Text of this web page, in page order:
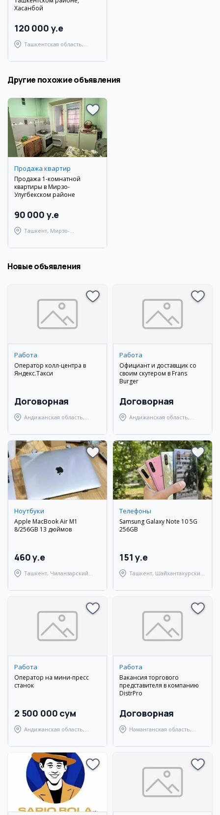
Хасанбой
120 000 y.e
Ташкентская область,
Другие похожие объявления
Продажа квартир
Продажа 1-комнатной
квартиры в Мирзо-
Улугбекском районе
90 000 y.e
Ташкент, Мирзо-
Новые объявления
Работа
Оператор колл-центра в
Яндекс.Такси
Договорная
Андижанская область,
Работа
Официант и доставщик со
своим скутером в Frans
Burger
Договорная
Андижанская область,
Ноутбуки
Apple MacBook Air M1
8/256GB 13 дюймов
460 y.e
Ташкент, Чиланзарский
Телефоны
Samsung Galaxy Note 10 5G
256GB
151 y.e
Ташкент, Шайхантахурский
Работа
Оператор на мини-пресс
станок
2 500 000 сум
Андижанская область,
Работа
Вакансия торгового
представителя в компанию
DistrPro
Договорная
Наманганская область,